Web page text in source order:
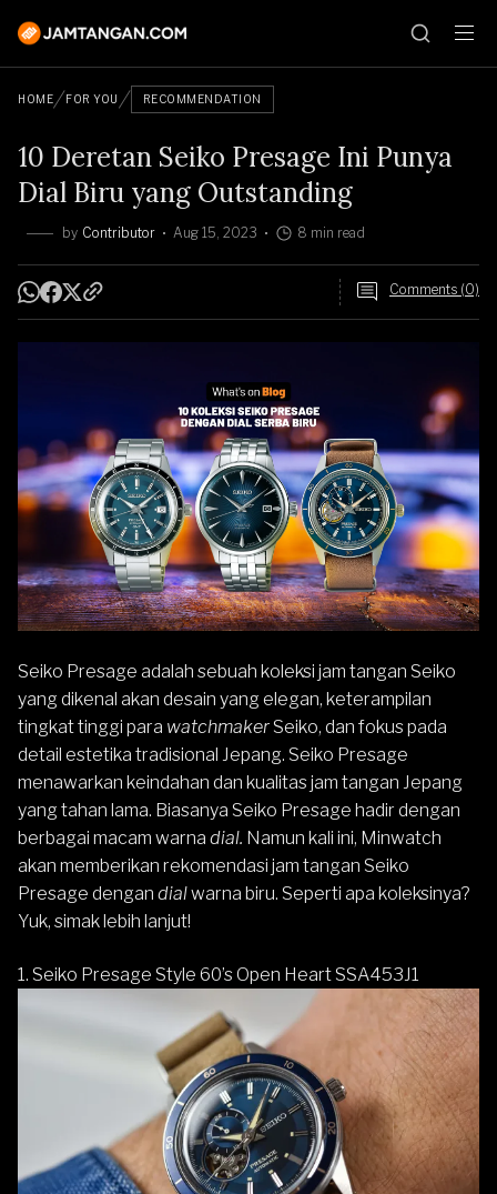
HOME FOR YOU RECOMMENDATION
10 Deretan Seiko Presage Ini Punya
Dial Biru yang Outstanding
by Contributor Aug 15, 2023 8 min read
Comments (0)
Seiko Presage adalah sebuah koleksi jam tangan Seiko
yang dikenal akan desain yang elegan, keterampilan
tingkat tinggi para watchmaker Seiko, dan fokus pada
detail estetika tradisional Jepang. Seiko Presage
menawarkan keindahan dan kualitas jam tangan Jepang
yang tahan lama. Biasanya Seiko Presage hadir dengan
berbagai macam warna dial. Namun kali ini, Minwatch
akan memberikan rekomendasi jam tangan Seiko
Presage dengan dialwarna biru. Seperti apa koleksinya?
Yuk, simak lebih lanjut!
1. Seiko Presage Style 60’s Open Heart SSA453J1